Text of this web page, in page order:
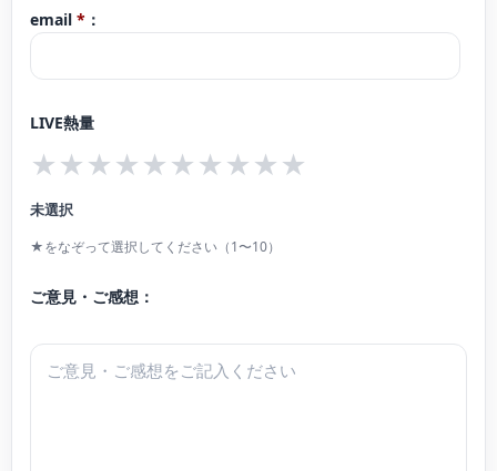
iichikoグランシアタジュニアオーケストラ講師
email * ：
LIVE熱量
★★★★★★★★★★
未選択
★をなぞって選択してください（1〜10）
ご意見・ご感想：